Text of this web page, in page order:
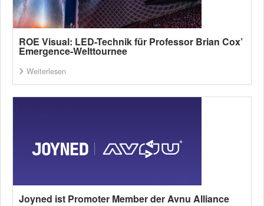
ROE Visual: LED-Technik für Professor Brian Cox’
Emergence-Welttournee
Weiterlesen
Joyned ist Promoter Member der Avnu Alliance